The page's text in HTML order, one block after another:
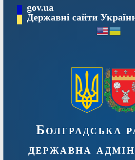
Перейтиgov.ua
Державні сайти
Болградська
державна